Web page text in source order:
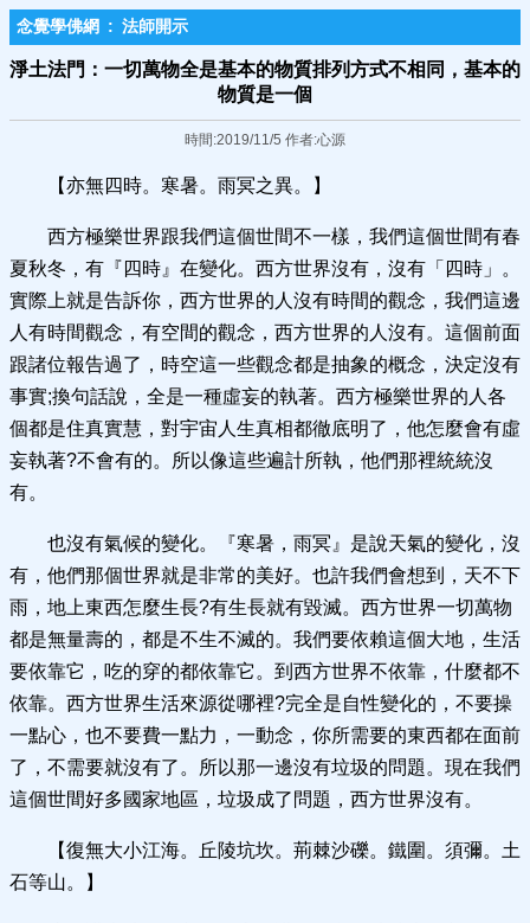
念覺學佛網 : 法師開示
淨土法門：一切萬物全是基本的物質排列方式不相同，基本的
物質是一個
時間:2019/11/5 作者:心源
【亦無四時。寒暑。雨冥之異。】
西方極樂世界跟我們這個世間不一樣，我們這個世間有春
夏秋冬，有『四時』在變化。西方世界沒有，沒有「四時」。
實際上就是告訴你，西方世界的人沒有時間的觀念，我們這邊
人有時間觀念，有空間的觀念，西方世界的人沒有。這個前面
跟諸位報告過了，時空這一些觀念都是抽象的概念，決定沒有
事實;換句話說，全是一種虛妄的執著。西方極樂世界的人各
個都是住真實慧，對宇宙人生真相都徹底明了，他怎麼會有虛
妄執著?不會有的。所以像這些遍計所執，他們那裡統統沒
有。
也沒有氣候的變化。『寒暑，雨冥』是說天氣的變化，沒
有，他們那個世界就是非常的美好。也許我們會想到，天不下
雨，地上東西怎麼生長?有生長就有毀滅。西方世界一切萬物
都是無量壽的，都是不生不滅的。我們要依賴這個大地，生活
要依靠它，吃的穿的都依靠它。到西方世界不依靠，什麼都不
依靠。西方世界生活來源從哪裡?完全是自性變化的，不要操
一點心，也不要費一點力，一動念，你所需要的東西都在面前
了，不需要就沒有了。所以那一邊沒有垃圾的問題。現在我們
這個世間好多國家地區，垃圾成了問題，西方世界沒有。
【復無大小江海。丘陵坑坎。荊棘沙礫。鐵圍。須彌。土
石等山。】